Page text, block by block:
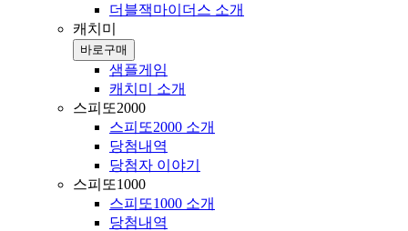
더블잭마이더스 소개
캐치미
바로구매
샘플게임
캐치미 소개
스피또2000
스피또2000 소개
당첨내역
당첨자 이야기
스피또1000
스피또1000 소개
당첨내역